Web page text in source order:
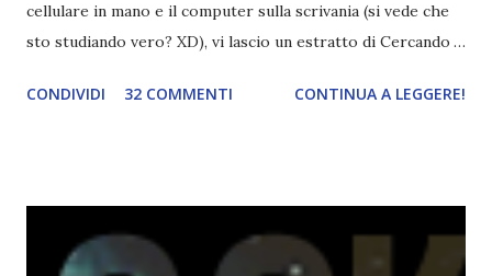
cellulare in mano e il computer sulla scrivania (si vede che
sto studiando vero? XD), vi lascio un estratto di Cercando
costante nelle rubriche. Odiavo lo sport. Odiavo lo sport,
delle amicizie, così mi obbligò a entrare nella squadra dei
CONDIVIDI 32 COMMENTI CONTINUA A LEGGERE!